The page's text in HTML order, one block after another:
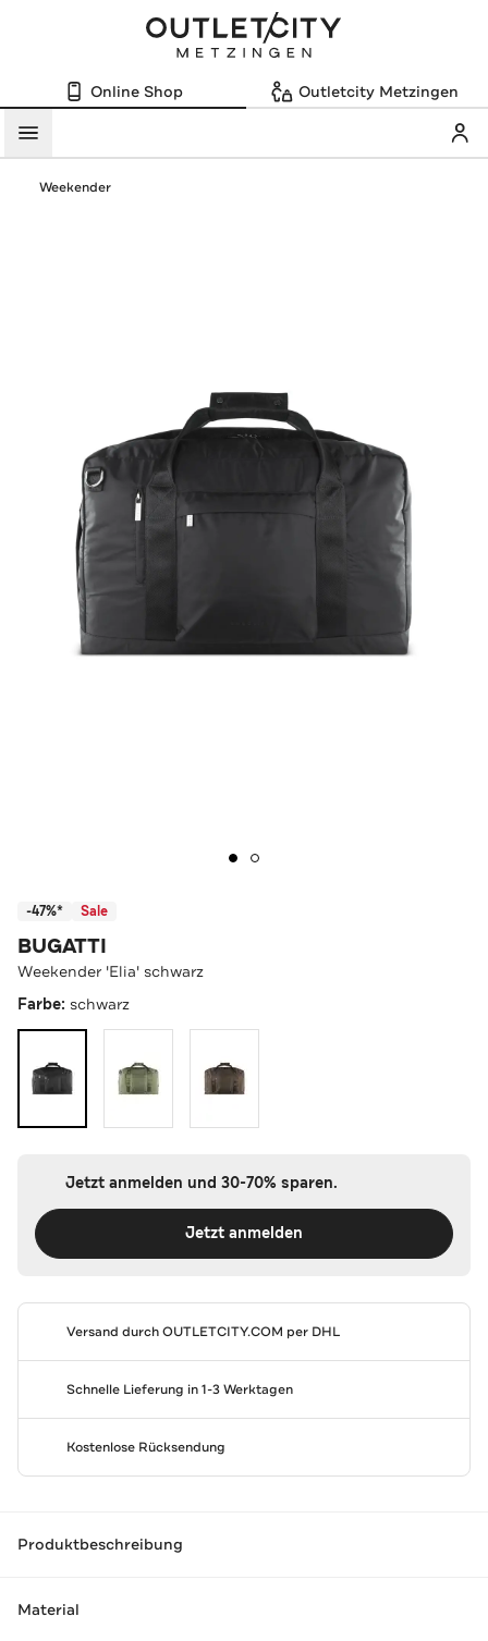
Online Shop Outletcity Metzingen
Menü
Weekender
-47%* Sale
BUGATTI
Weekender 'Elia' schwarz
Farbe: schwarz
Jetzt anmelden und 30-70% sparen.
Jetzt anmelden
Versand durchOUTLETCITY.COM per DHL
Schnelle Lieferung in 1-3 Werktagen
Kostenlose Rücksendung
Produktbeschreibung
Material